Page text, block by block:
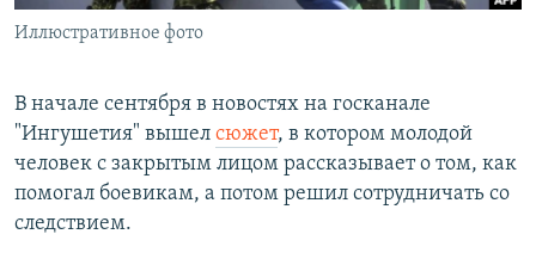
Все сайты РСЕ/РС
Иллюстративное фото
В начале сентября в новостях на госканале
"Ингушетия" вышел сюжет, в котором молодой
человек с закрытым лицом рассказывает о том, как
помогал боевикам, а потом решил сотрудничать со
следствием.